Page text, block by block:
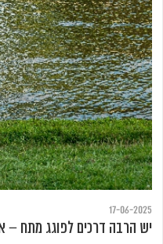
17-06-2025
יש הרבה דרכים לפוגג מתח –